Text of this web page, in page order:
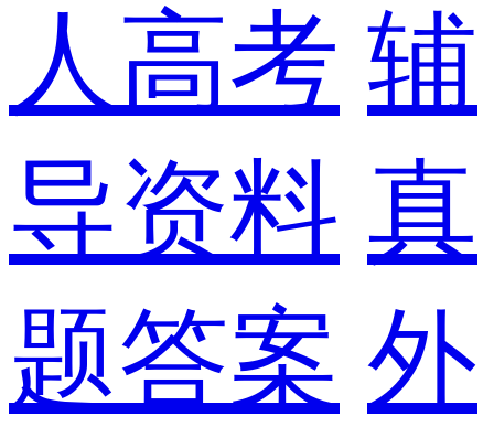
人高考 辅
导资料 真
题答案 外